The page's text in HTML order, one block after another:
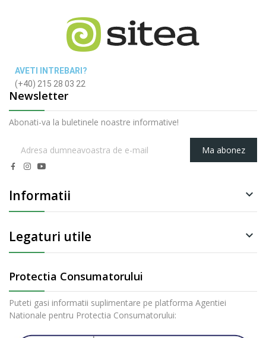
AVETI INTREBARI?
(+40) 215 28 03 22
Newsletter
Abonati-va la buletinele noastre informative!
Ma abonez
Informatii 
Legaturi utile 
Protectia Consumatorului
Puteti gasi informatii suplimentare pe platforma Agentiei
Nationale pentru Protectia Consumatorului: